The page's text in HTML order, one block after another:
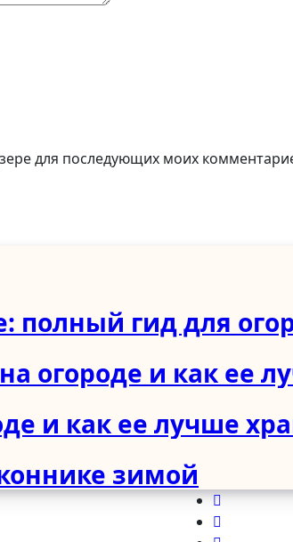
для последующих моих
полный гид для
огороде и как ее
и как ее лучше
зимой